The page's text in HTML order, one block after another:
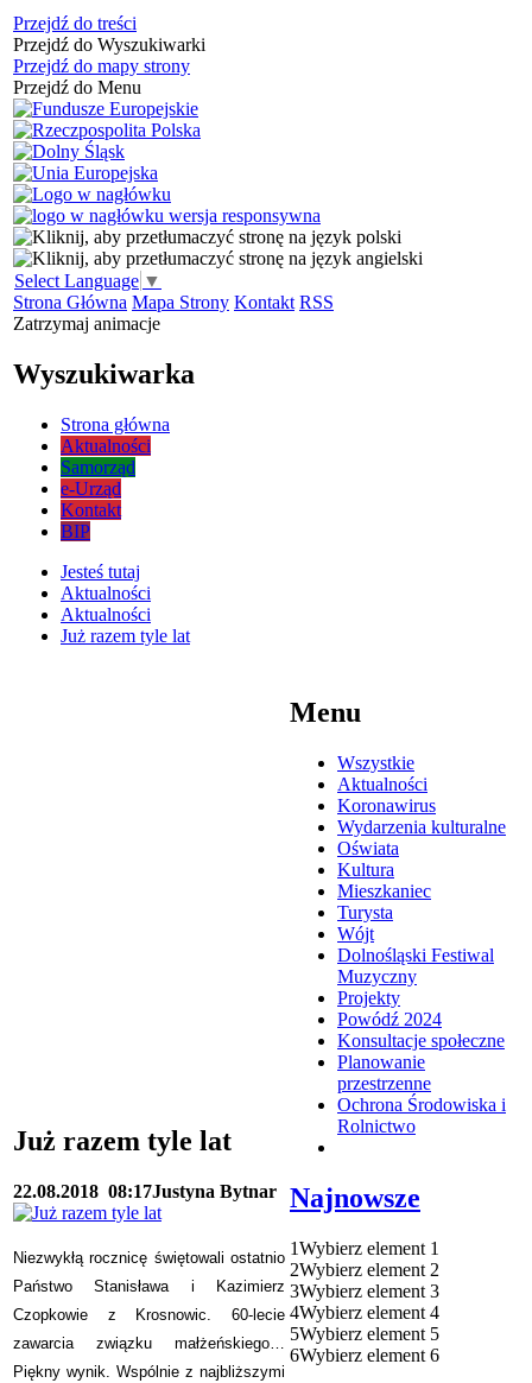
Przejdź do treści
Przejdź do Wyszukiwarki
Przejdź do mapy strony
Przejdź do Menu
Select Language ▼
Strona Główna Mapa Strony Kontakt RSS
Zatrzymaj animacje
Wyszukiwarka
Strona główna
Aktualności
Samorząd
e-Urząd
Kontakt
BIP
Jesteś tutaj
Aktualności
Aktualności
Już razem tyle lat
Już razem tyle lat
22.08.2018 08:17Justyna Bytnar
Niezwykłą rocznicę świętowali ostatnio
Państwo Stanisława i Kazimierz
Czopkowie z Krosnowic. 60-lecie
zawarcia związku małżeńskiego…
Piękny wynik. Wspólnie z najbliższymi
Menu
Wszystkie
Aktualności
Koronawirus
Wydarzenia kulturalne
Oświata
Kultura
Mieszkaniec
Turysta
Wójt
Dolnośląski Festiwal
Muzyczny
Projekty
Powódź 2024
Konsultacje społeczne
Planowanie
przestrzenne
Ochrona Środowiska i
Rolnictwo
Najnowsze
1Wybierz element 1
2Wybierz element 2
3Wybierz element 3
4Wybierz element 4
5Wybierz element 5
6Wybierz element 6